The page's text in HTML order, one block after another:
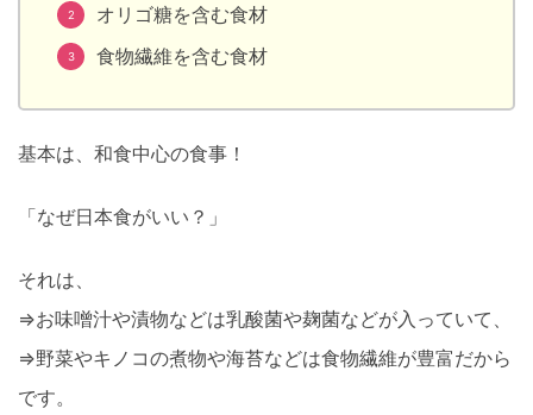
オリゴ糖を含む食材
食物繊維を含む食材
基本は、和食中心の食事！
「なぜ日本食がいい？」
それは、
⇒お味噌汁や漬物などは乳酸菌や麹菌などが入っていて、
⇒野菜やキノコの煮物や海苔などは食物繊維が豊富だから
です。